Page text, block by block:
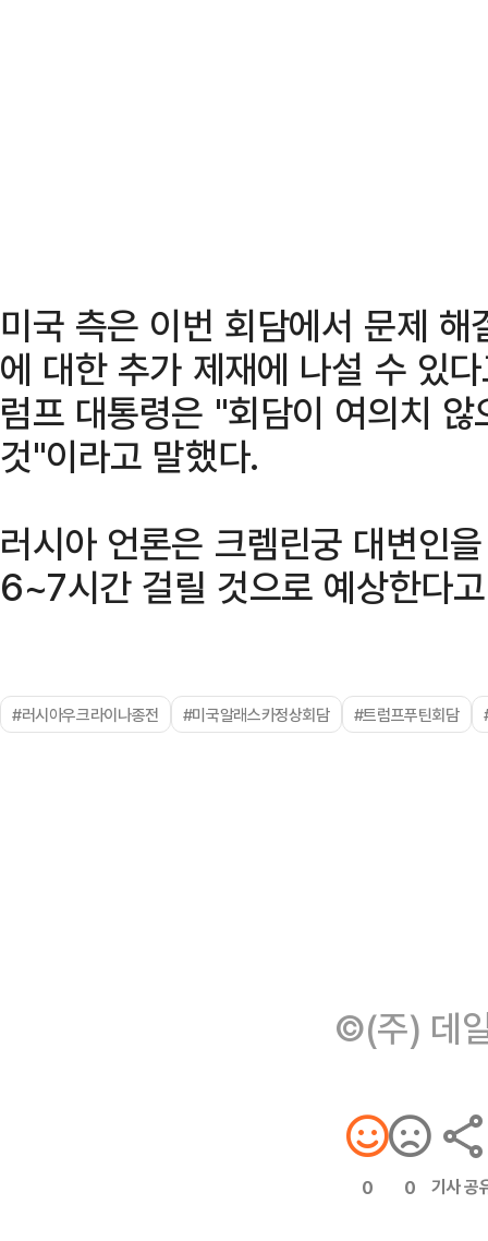
미국 측은 이번 회담에서 문제
에 대한 추가 제재에 나설 수 있
럼프 대통령은 "회담이 여의치
것"이라고 말했다.
러시아 언론은 크렘린궁 대변인
6~7시간 걸릴 것으로 예상한다
#러시아우크라이나종전 #미국알래스카정상회담 #트럼프푸틴회담
©(주) 데
0 0 기사 공